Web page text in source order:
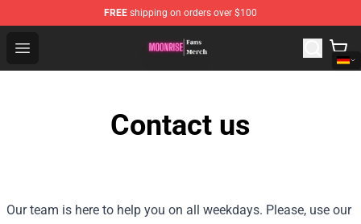
FREE shipping on orders over $100
Open menu
Moonrise Store - Official Moonrise Merchandise Shop
Contact us
Our team is here to help you on all weekdays. Please, use our